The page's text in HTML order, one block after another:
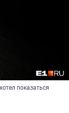
показаться